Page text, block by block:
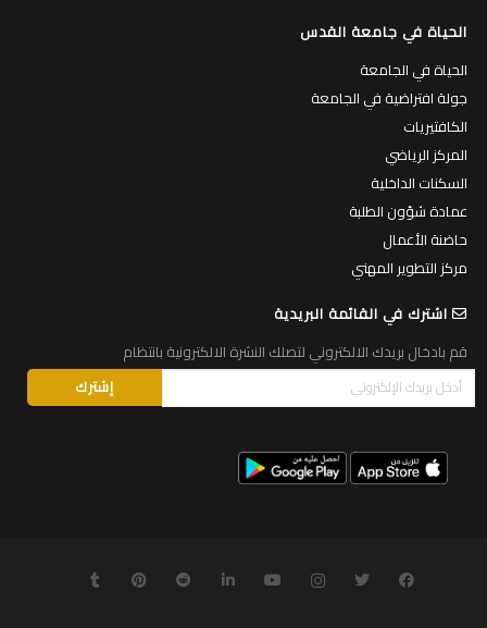
الحياة في جامعة القدس
الحياة في الجامعة
جولة افتراضية في الجامعة
الكافتيريات
المركز الرياضي
السكنات الداخلية
عمادة شؤون الطلبة
حاضنة الأعمال
مركز التطوير المهني
اشترك في القائمة البريدية
قم بادخال بريدك الالكتروني لتصلك النشرة الالكترونية بانتظام